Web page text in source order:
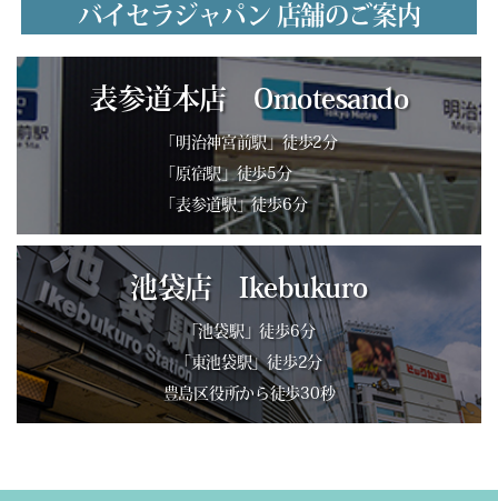
バイセラジャパン 店舗のご案内
表参道本店 Omotesando
「明治神宮前駅」徒歩2分
「原宿駅」徒歩5分
「表参道駅」徒歩6分
池袋店 Ikebukuro
「池袋駅」徒歩6分
「東池袋駅」徒歩2分
豊島区役所から徒歩30秒